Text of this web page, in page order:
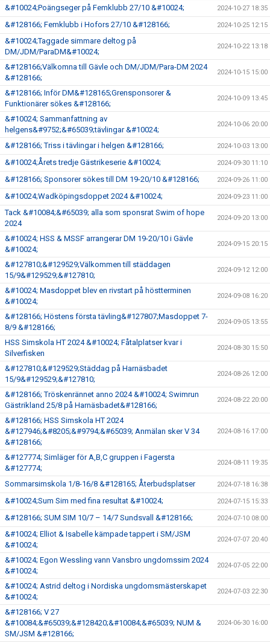
&#10024;Poängseger på Femklubb 27/10 &#10024; 2024-10-27 18:35
&#128166; Femklubb i Hofors 27/10 &#128166; 2024-10-25 12:15
&#10024;Taggade simmare deltog på
DM/JDM/ParaDM&#10024;
2024-10-22 13:18
&#128166;Välkomna till Gävle och DM/JDM/Para-DM 2024
&#128166;
2024-10-15 15:00
&#128166; Inför DM&#128165;Grensponsorer &
Funktionärer sökes &#128166;
2024-10-09 13:45
&#10024; Sammanfattning av
helgens&#9752;&#65039;tävlingar &#10024;
2024-10-06 20:00
&#128166; Triss i tävlingar i helgen &#128166; 2024-10-03 13:00
&#10024;Årets tredje Gästrikeserie &#10024; 2024-09-30 11:10
&#128166; Sponsorer sökes till DM 19-20/10 &#128166; 2024-09-26 11:00
&#10024;Wadköpingsdoppet 2024 &#10024; 2024-09-23 11:00
Tack &#10084;&#65039; alla som sponsrat Swim of hope
2024
2024-09-20 13:00
&#10024; HSS & MSSF arrangerar DM 19-20/10 i Gävle
&#10024;
2024-09-15 20:15
&#127810;&#129529;Välkommen till städdagen
15/9&#129529;&#127810;
2024-09-12 12:00
&#10024; Masdoppet blev en rivstart på höstterminen
&#10024;
2024-09-08 16:20
&#128166; Höstens första tävling&#127807;Masdoppet 7-
8/9 &#128166;
2024-09-05 13:55
HSS Simskola HT 2024 &#10024; Fåtalplatser kvar i
Silverfisken
2024-08-30 15:50
&#127810;&#129529;Städdag på Harnäsbadet
15/9&#129529;&#127810;
2024-08-26 12:00
&#128166; Tröskenrännet anno 2024 &#10024; Swimrun
Gästrikland 25/8 på Harnäsbadet&#128166;
2024-08-22 20:00
&#128166; HSS Simskola HT 2024
&#127946;&#8205;&#9794;&#65039; Anmälan sker V 34
&#128166;
2024-08-16 17:00
&#127774; Simläger för A,B,C gruppen i Fagersta
&#127774;
2024-08-11 19:35
Sommarsimskola 1/8-16/8 &#128165; Återbudsplatser 2024-07-18 16:38
&#10024;Sum Sim med fina resultat &#10024; 2024-07-15 15:33
&#128166; SUM SIM 10/7 – 14/7 Sundsvall &#128166; 2024-07-10 08:00
&#10024; Elliot & Isabelle kämpade tappert i SM/JSM
&#10024;
2024-07-07 20:40
&#10024; Egon Wessling vann Vansbro ungdomssim 2024
&#10024;
2024-07-05 22:00
&#10024; Astrid deltog i Nordiska ungdomsmästerskapet
&#10024;
2024-07-03 22:30
&#128166; V 27
&#10084;&#65039;&#128420;&#10084;&#65039; NUM &
SM/JSM &#128166;
2024-06-30 16:00